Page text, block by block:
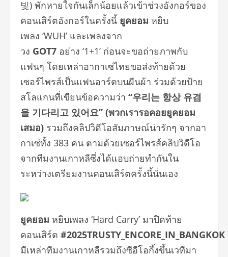
빛) พักหายใจกันเล็กน้อยแล้วเข้าช่วงอังกอร์ของ
คอนเสิร์ตอังกอร์ในครั้งนี้ ยูคยอม หยิบ
เพลง ‘WUH’ และเพลงจาก
วง GOT7 อย่าง ‘1+1’ ก่อนจะขอถ่ายภาพกับ
แฟนๆ โดยเหล่าอากาเซ่ไทยขอส่งท้ายด้วย
เซอร์ไพรส์เป็นแฟนอาร์ตบนผืนผ้า ร่วมด้วยป้าย
สโลแกนที่เขียนข้อความว่า “우리는 항상 유겸
을 기다리고 있어요” (พวกเรารอคอยยูคยอม
เสมอ) รวมถึงคลิปวิดีโอสัมภาษณ์น่ารักๆ จากอา
กาเซ่ทั้ง 383 คน ตามด้วยเซอร์ไพรส์คลิปวิดีโอ
จากทีมงานเกาหลีซึ่งได้แอบถ่ายทำกันใน
ระหว่างเตรียมงานคอนเสิร์ตครั้งนี้นั่นเอง
ยูคยอม หยิบเพลง ‘Hard Carry’ มาปิดท้าย
คอนเสิร์ต #2025TRUSTY_ENCORE_IN_BANGKOK
มีเหล่าทีมงานเกาหลีรวมถึงซีอีโอกึ้งขึ้นเวทีมา